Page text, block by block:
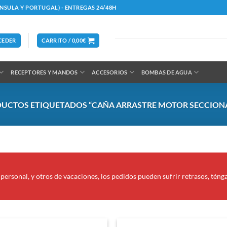
Y PORTUGAL) - ENTREGAS 24/48H
CARRITO /0,00€
RECEPTORES Y MANDOS ACCESORIOS BOMBAS DE AGUA
ETIQUETADOS “CAÑA ARRASTRE MOTOR
y otros de vacaciones, los pedidos pueden sufrir retrasos,